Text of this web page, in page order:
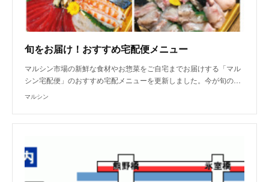
旬をお届け！おすすめ宅配便メニュー
マルシン市場の新鮮な食材やお惣菜をご自宅までお届けする「マル
シン宅配便」のおすすめ宅配メニューを更新しました。今が旬の…
マルシン